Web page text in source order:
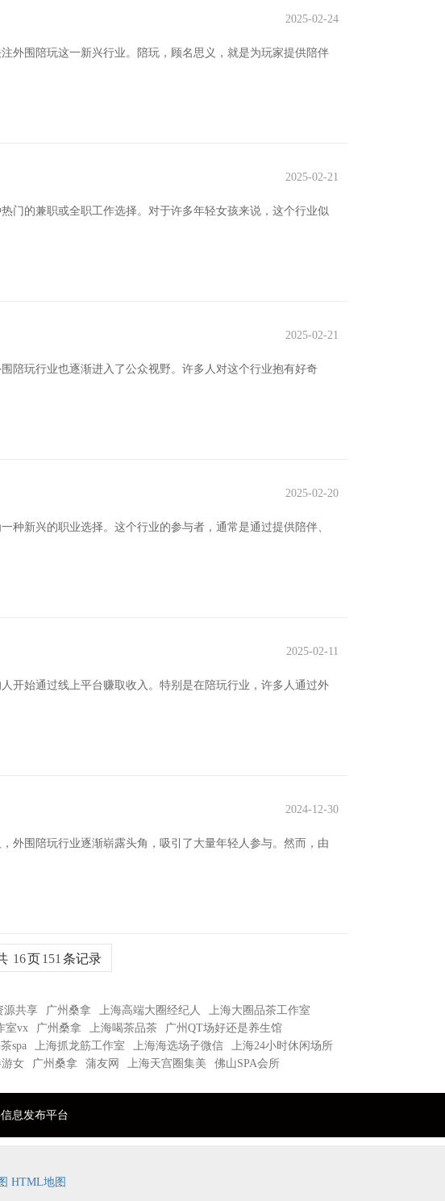
2025-02-24
外围陪玩这一新兴行业。陪玩，顾名思义，就是为玩家提供陪伴
2025-02-21
门的兼职或全职工作选择。对于许多年轻女孩来说，这个行业似
2025-02-21
陪玩行业也逐渐进入了公众视野。许多人对这个行业抱有好奇
2025-02-20
新兴的职业选择。这个行业的参与者，通常是通过提供陪伴、
2025-02-11
开始通过线上平台赚取收入。特别是在陪玩行业，许多人通过外
2024-12-30
外围陪玩行业逐渐崭露头角，吸引了大量年轻人参与。然而，由
16页151 条记录
源共享 广州桑拿 上海高端大圈经纪人
上海大圈品茶工作室
室vx 广州桑拿 上海喝茶品茶
广州QT场好还是养生馆
spa 上海抓龙筋工作室 上海海选场子微信
上海24小时休闲场所
女 广州桑拿 蒲友网 上海天宫圈集美 佛山SPA会所
息发布平台
HTML地图